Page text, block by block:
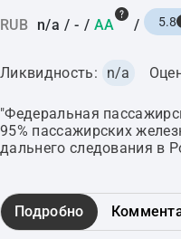
RUB n/a / - / AA / 5.8
Ликвидность: n/a
"Федеральная
95% пассажирских
дальнего следования в
Подробно